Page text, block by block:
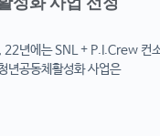
년에는 SNL + P.I.Crew 컨
년공동체활성화 사업은